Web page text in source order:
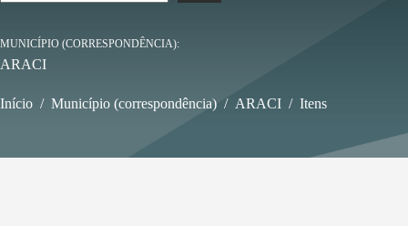
MUNICÍPIO (CORRESPONDÊNCIA)
ARACI
Início / Município (correspondência) / ARACI / Itens